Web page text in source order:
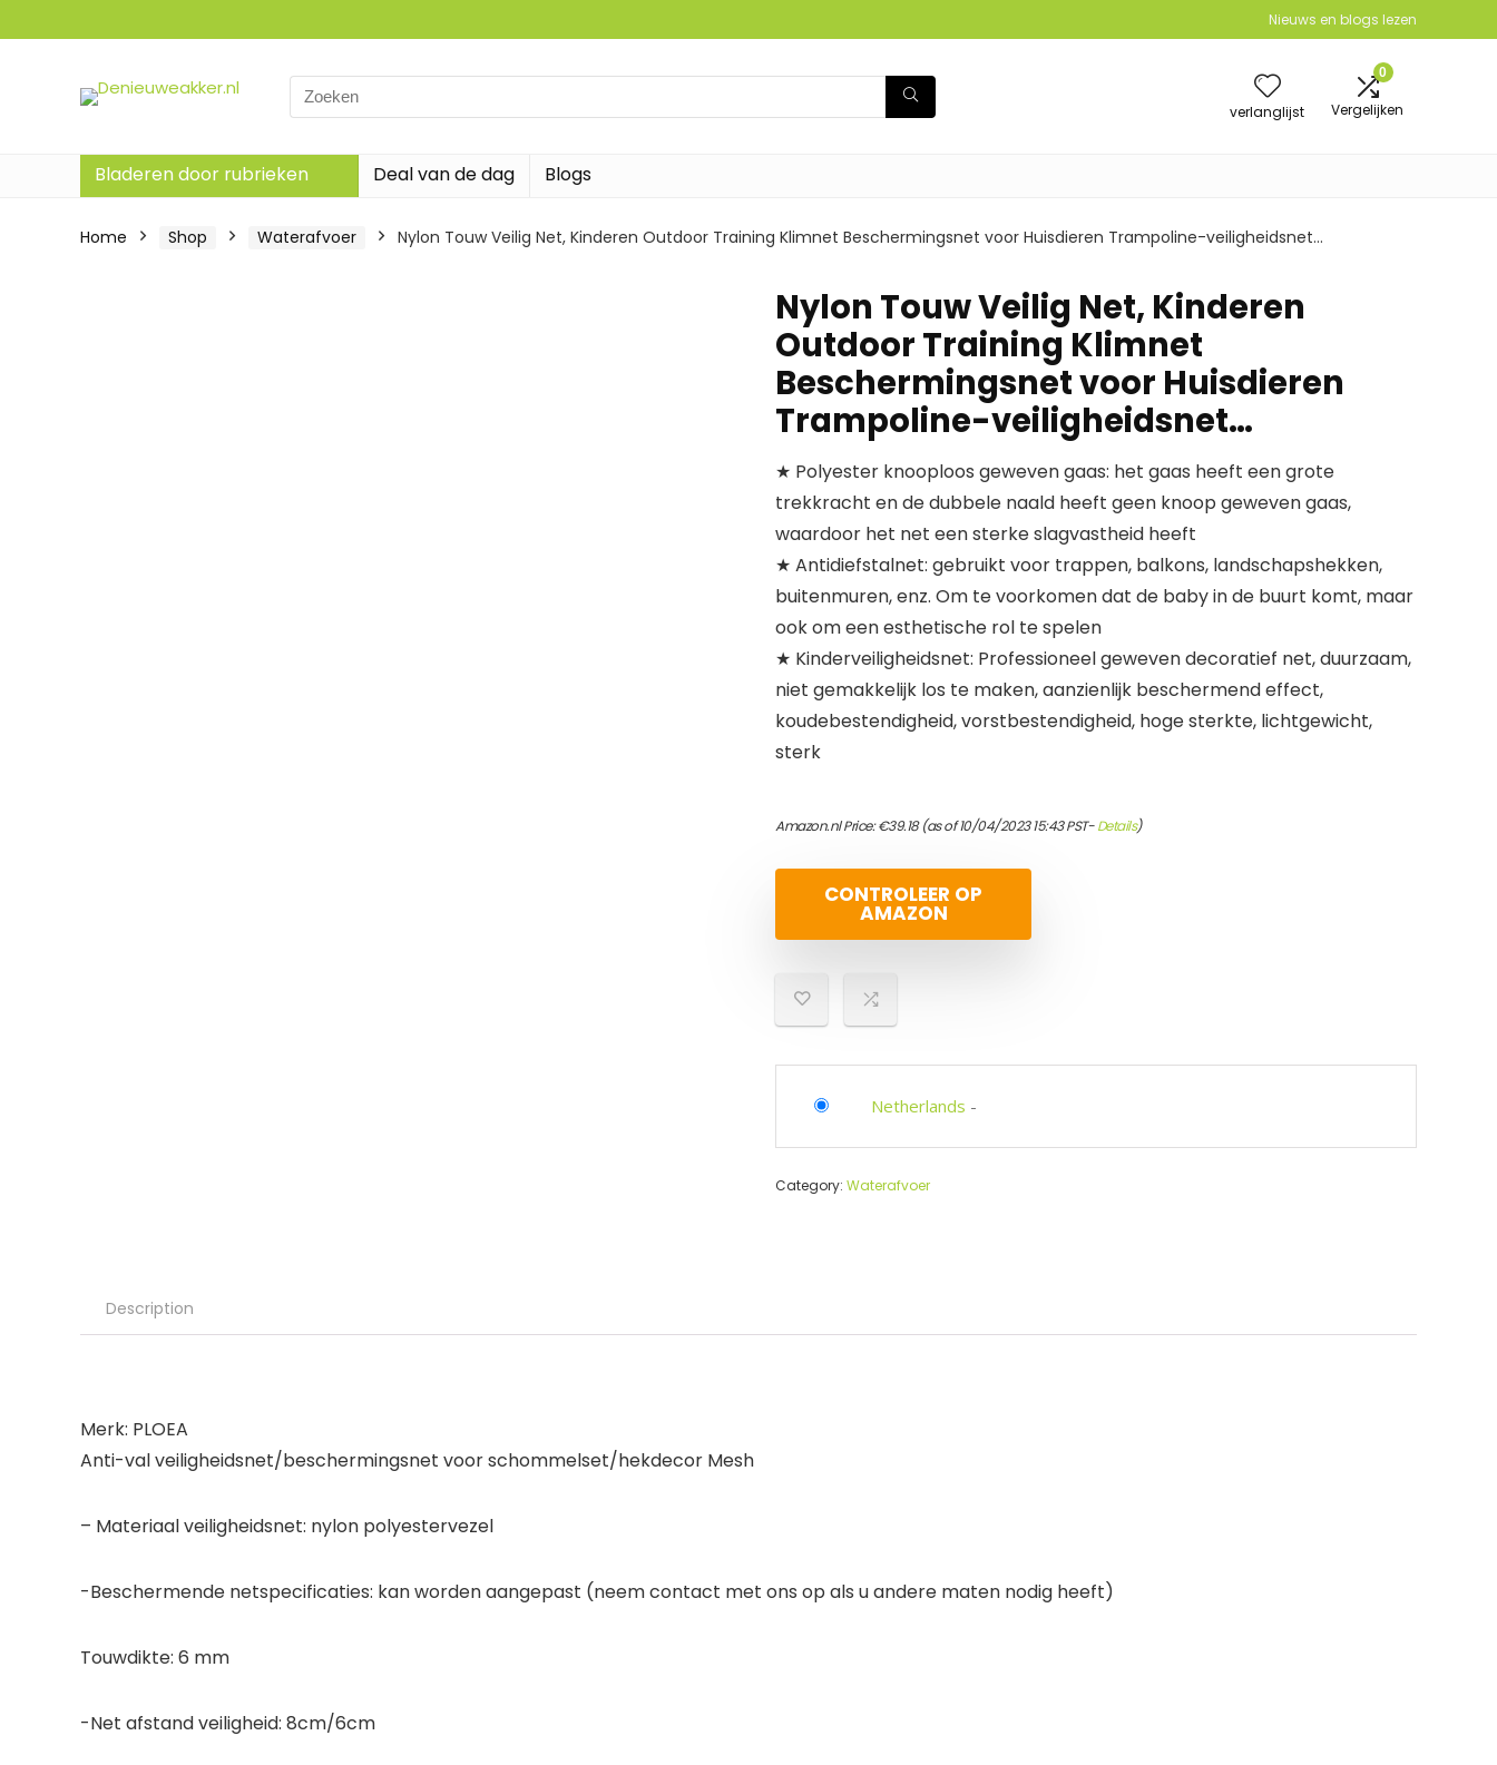
Nieuws en blogs lezen
Search
for:
verlanglijst
0
Vergelijken
Bladeren door rubrieken Deal van de dag Blogs
Home Shop Waterafvoer Nylon Touw Veilig Net, Kinderen Outdoor Training Klimnet Beschermingsnet voor Huisdieren Trampoline-veiligheidsnet…
Nylon Touw Veilig Net, Kinderen
Outdoor Training Klimnet
Beschermingsnet voor Huisdieren
Trampoline-veiligheidsnet…
★ Polyester knooploos geweven gaas: het gaas heeft een grote
trekkracht en de dubbele naald heeft geen knoop geweven gaas,
waardoor het net een sterke slagvastheid heeft
★ Antidiefstalnet: gebruikt voor trappen, balkons, landschapshekken,
buitenmuren, enz. Om te voorkomen dat de baby in de buurt komt, maar
ook om een ​​esthetische rol te spelen
★ Kinderveiligheidsnet: Professioneel geweven decoratief net, duurzaam,
niet gemakkelijk los te maken, aanzienlijk beschermend effect,
koudebestendigheid, vorstbestendigheid, hoge sterkte, lichtgewicht,
sterk
Amazon.nl Price:€39.18(as of 10/04/2023 15:43 PST-Details)
CONTROLEER OP
AMAZON
Netherlands -
Category: Waterafvoer
Description
Merk: PLOEA
Anti-val veiligheidsnet/beschermingsnet voor schommelset/hekdecor Mesh
– Materiaal veiligheidsnet: nylon polyestervezel
-Beschermende netspecificaties: kan worden aangepast (neem contact met ons op als u andere maten nodig heeft)
Touwdikte: 6 mm
-Net afstand veiligheid: 8cm/6cm